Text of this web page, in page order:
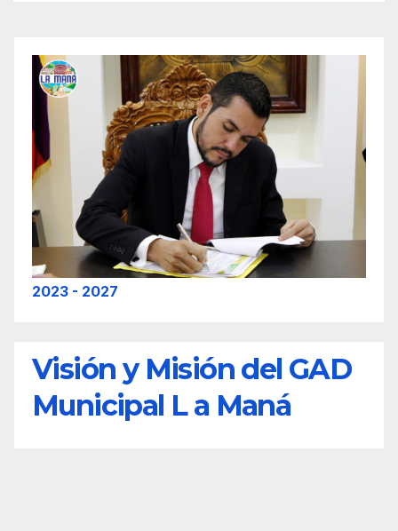
2023 - 2027
Visión y Misión del GAD
Municipal L a Maná